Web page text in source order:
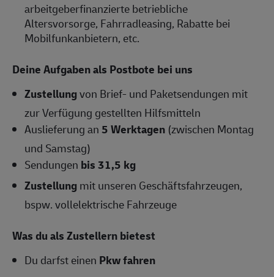
arbeitgeberfinanzierte betriebliche
Altersvorsorge, Fahrradleasing, Rabatte bei
Mobilfunkanbietern, etc.
Deine Aufgaben als Postbote bei uns
Zustellungvon Brief- und Paketsendungen mit
zur Verfügung gestellten Hilfsmitteln
Auslieferung an5 Werktagen (zwischen Montag
und Samstag)
Sendungen bis 31,5 kg
Zustellungmit unseren Geschäftsfahrzeugen,
bspw. vollelektrische Fahrzeuge
Was du als Zustellern bietest
Du darfst einen Pkw fahren